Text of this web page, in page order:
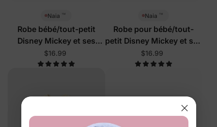
Naia ™
Robe bébé/tout-petit
Disney Mickey et ses
amis blanche
$16.99
Naia ™
Robe pour bébé/tout-
petit Disney Mickey et ses
amis, couleur violette
$16.99